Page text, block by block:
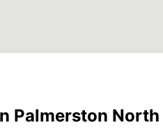
Palmerston